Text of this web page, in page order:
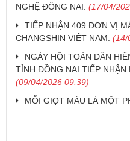
NGHỆ ĐỒNG NAI. (17/04/
TIẾP NHẬN 409 ĐƠN VỊ
CHANGSHIN VIỆT NAM. (14/
NGÀY HỘI TOÀN DÂN
TỈNH ĐỒNG NAI TIẾP
(09/04/2026 09:39)
MỖI GIỌT MÁU LÀ MỘT